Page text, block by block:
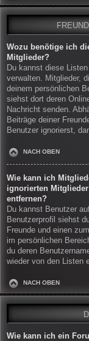
Wozu benötige ich
Mitglieder?
Du kannst diese
verwalten. Mitglieder,
deinem persönlichen
siehst dort deren
Nachricht senden.
Beiträge deiner
Benutzer ignorierst,
NACH OBEN
Wie kann ich
ignorierten
entfernen?
Du kannst Benutzer
Benutzerprofil siehst
Freunde und einen
im persönlichen
du deren
wieder von den Listen
NACH OBEN
Wie kann ich ein